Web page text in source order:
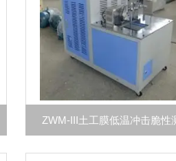
ZWM-III土工膜低温冲击脆性